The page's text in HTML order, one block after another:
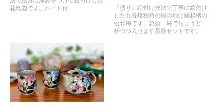
花鳥図です。ハート付
『盛り』絵付け技法で丁寧に絵付け
した九谷焼独特の緑の地に縁起柄の
松竹梅です。急須一杯でちょうど一
杯づつ入ります茶器セットです。